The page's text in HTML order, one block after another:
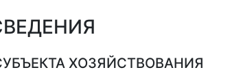
ХОЗЯЙСТВОВАНИЯ